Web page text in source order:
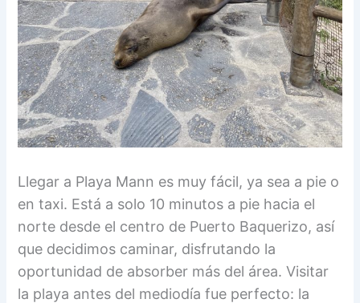
Llegar a Playa Mann es muy fácil, ya sea a pie o
en taxi. Está a solo 10 minutos a pie hacia el
norte desde el centro de Puerto Baquerizo, así
que decidimos caminar, disfrutando la
oportunidad de absorber más del área. Visitar
la playa antes del mediodía fue perfecto: la